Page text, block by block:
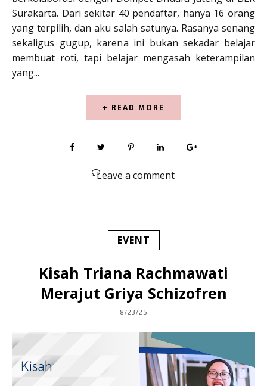
Surakarta. Dari sekitar 40 pendaftar, hanya 16 orang
yang terpilih, dan aku salah satunya. Rasanya senang
sekaligus gugup, karena ini bukan sekadar belajar
membuat roti, tapi belajar mengasah keterampilan
yang...
+ READ MORE
Leave a comment
EVENT
Kisah Triana Rachmawati
Merajut Griya Schizofren
8/23/25